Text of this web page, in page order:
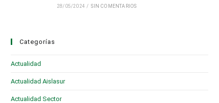
28/05/2024 / SIN COMENTARIOS
Categorías
Actualidad
Actualidad Aislasur
Actualidad Sector